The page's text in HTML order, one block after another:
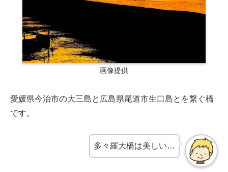
画像提供
愛媛県今治市の大三島と広島県尾道市生口島とを繋ぐ橋
です。
多々羅大橋は美しい…